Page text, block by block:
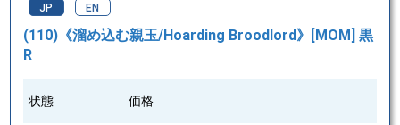
JP EN
(110)《溜め込む親玉/Hoarding Broodlord》[MOM] 黒
R
状態 価格